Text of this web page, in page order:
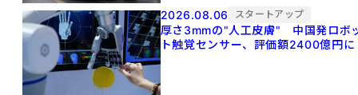
2026.08.06 スタートアップ
厚さ3mmの"人工皮膚" 中国発ロボ
ト触覚センサー、評価額2400億円に